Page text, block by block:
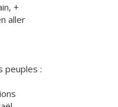
+
aller
peuples :